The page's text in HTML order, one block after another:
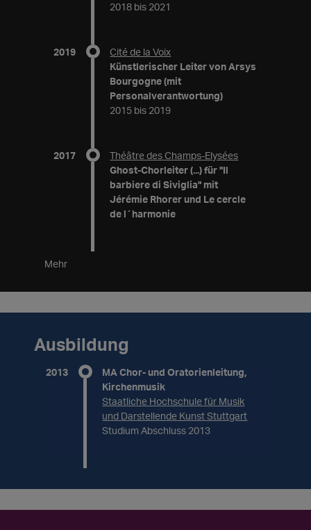
2018 bis 2021
2019
Cité de la Voix
Künstlerischer Leiter von Arsys
Bourgogne (mit
Personalverantwortung)
2015 bis 2019
2017
Théâtre des Champs-Elysées
Ghost-Chorleiter (...) für "Il
barbiere di Siviglia" mit
Jérémie Rhorer und Le cercle
de l´harmonie
Mehr
Ausbildung
2013
MA Chor- und Oratorienleitung,
Kirchenmusik
Staatliche Hochschule für Musik
und Darstellende Kunst Stuttgart
Studium Abschluss 2013